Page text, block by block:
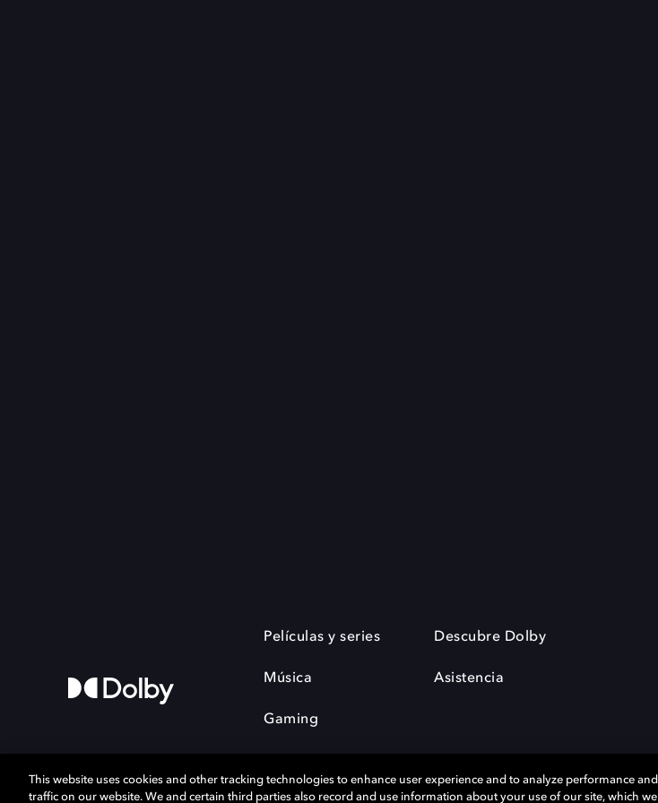
Películas y series
Música
Gaming
Descubre Dolby
Asistencia
This website uses cookies and other tracking technologies to enhance user experience and to analyze performance and
traffic on our website. We and certain third parties also record and use information about your use of our site, which we